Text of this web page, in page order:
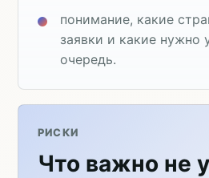
понимание, какие
заявки и какие нужно
очередь.
РИСКИ
Что важно не